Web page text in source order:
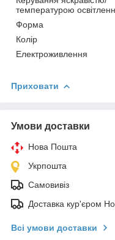
температурою
Форма
Колір
Електроживлення
Приховати
Умови доставки
Нова Пошта
Укрпошта
Самовивіз
Доставка кур'єром
Всі умови доставки